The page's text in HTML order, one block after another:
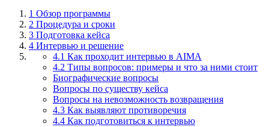
1 Обзор программы
2 Процедура и сроки
3 Подготовка кейса
4 Интервью и решение
4.1 Как проходит интервью в AIMA
4.2 Типы вопросов: примеры и что за ними стоит
Биографические вопросы
Вопросы по существу кейса
Вопросы на невозможность возвращения
4.3 Как выявляют противоречия
4.4 Как подготовиться к интервью